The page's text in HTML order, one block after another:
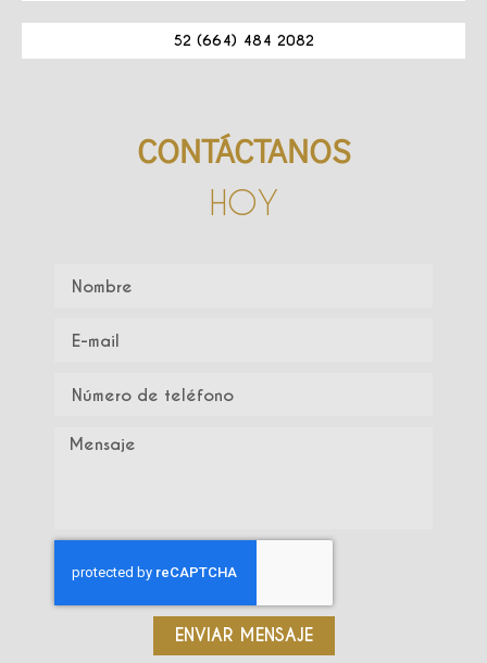
52 (664) 484 2082
CONTÁCTANOS
HOY
ENVIAR MENSAJE